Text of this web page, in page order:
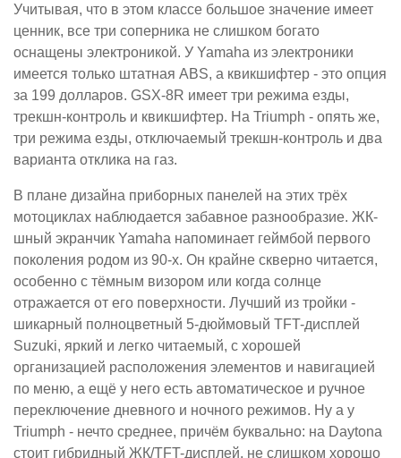
Учитывая, что в этом классе большое значение имеет
ценник, все три соперника не слишком богато
оснащены электроникой. У Yamaha из электроники
имеется только штатная ABS, а квикшифтер - это опция
за 199 долларов. GSX-8R имеет три режима езды,
трекшн-контроль и квикшифтер. На Triumph - опять же,
три режима езды, отключаемый трекшн-контроль и два
варианта отклика на газ.
В плане дизайна приборных панелей на этих трёх
мотоциклах наблюдается забавное разнообразие. ЖК-
шный экранчик Yamaha напоминает геймбой первого
поколения родом из 90-х. Он крайне скверно читается,
особенно с тёмным визором или когда солнце
отражается от его поверхности. Лучший из тройки -
шикарный полноцветный 5-дюймовый TFT-дисплей
Suzuki, яркий и легко читаемый, с хорошей
организацией расположения элементов и навигацией
по меню, а ещё у него есть автоматическое и ручное
переключение дневного и ночного режимов. Ну а у
Triumph - нечто среднее, причём буквально: на Daytona
стоит гибридный ЖК/TFT-дисплей, не слишком хорошо